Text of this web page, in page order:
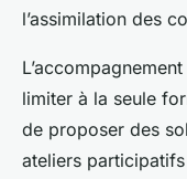
l’assimilation des
limiter à la seule
de proposer des
ateliers